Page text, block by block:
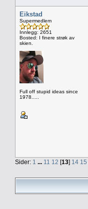
Eikstad
Supermedlem
Innlegg: 2651
Bosted: I finere strøk av
skien.
Full off stupid ideas since
1978.....
Sider: 1 ... 11 12 [13] 14 15